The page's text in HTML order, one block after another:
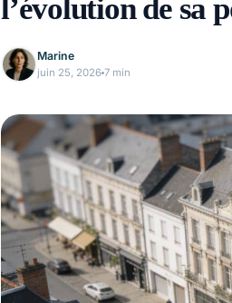
l’évolution de sa
Marine
juin 25, 2026 7 min